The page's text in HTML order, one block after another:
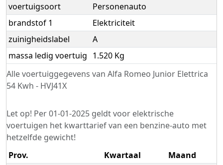
Alle voertuiggegevens van Alfa Romeo Junior Elettrica
54 Kwh - HVJ41X
voertuigsoort
Personenauto
brandstof 1
Elektriciteit
zuinigheidslabel
A
massa ledig voertuig 1.520 Kg
Let op! Per 01-01-2025 geldt voor elektrische
voertuigen het kwarttarief van een benzine-auto met
hetzelfde gewicht!
Prov.
Kwartaal
Maand